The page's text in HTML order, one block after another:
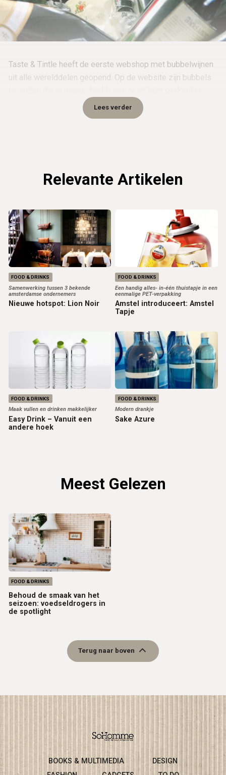
Taste & Tintle heeft de eerste webshop met bubbelwijnen
uit alle werelddelen geopend. Op de website zijn bubbels
zoals rode mousserende wijnen uit Australië, een Brut
Rosé uit Oostenrijk en biologische bubbelwijnen. In 2006
tot crémant.
Lees verder
Relevante Artikelen
FOOD & DRINKS
Samenwerking tussen 3 bekende
amsterdamse ondernemers
Nieuwe hotspot: Lion Noir
FOOD & DRINKS
Een handig alles- in-één thuistapje in een
eenmalige PET-verpakking
Amstel introduceert: Amstel
Tapje
FOOD & DRINKS
Maak vullen en drinken makkelijker
Easy Drink – Vanuit een
andere hoek
FOOD & DRINKS
Modern drankje
Sake Azure
Meest Gelezen
FOOD & DRINKS
Behoud de smaak van het
seizoen: voedseldrogers in
de spotlight
Terug naar boven
BOOKS & MULTIMEDIA
DESIGN